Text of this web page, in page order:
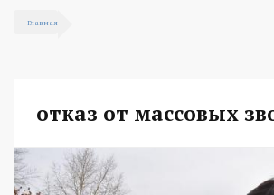
Главная
отказ от массовых